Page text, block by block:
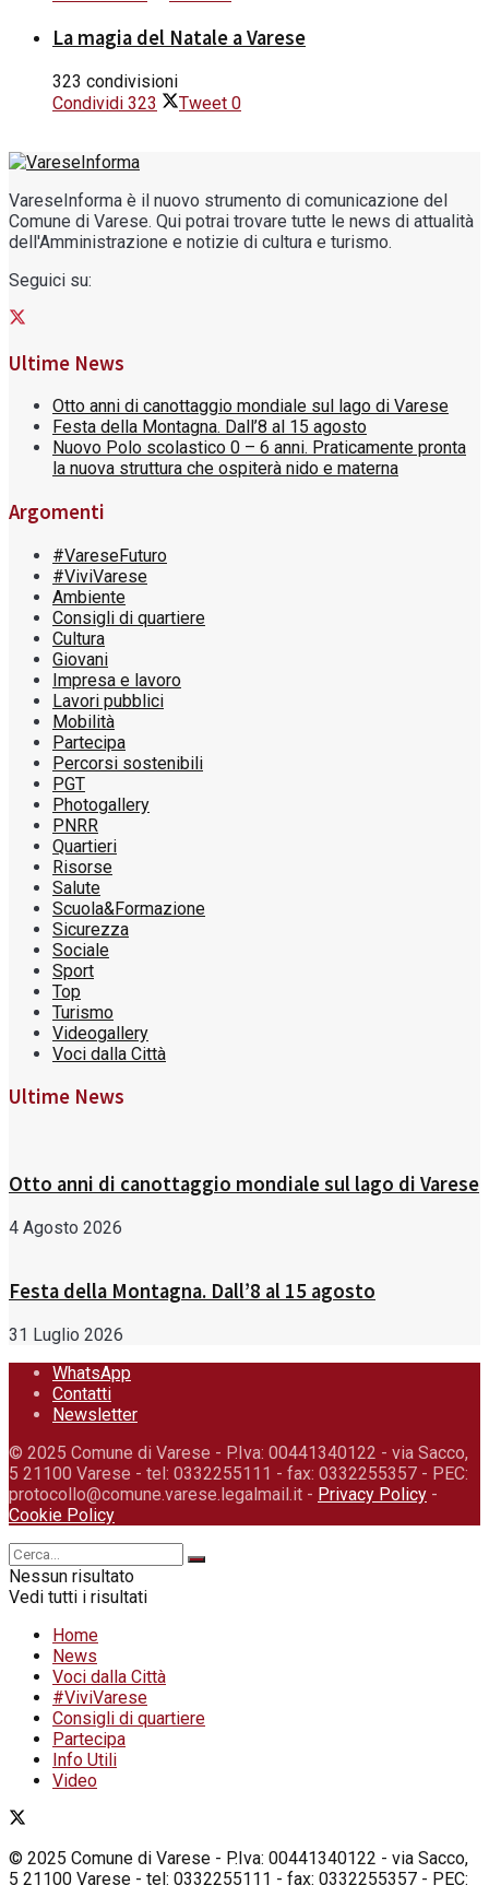
La magia del Natale a Varese
323 condivisioni
Condividi 323 Tweet 0
VareseInforma è il nuovo strumento di comunicazione del
Comune di Varese. Qui potrai trovare tutte le news di attualità
dell'Amministrazione e notizie di cultura e turismo.
Seguici su:
Ultime News
Otto anni di canottaggio mondiale sul lago di Varese
Festa della Montagna. Dall’8 al 15 agosto
Nuovo Polo scolastico 0 – 6 anni. Praticamente pronta
la nuova struttura che ospiterà nido e materna
Argomenti
#VareseFuturo
#ViviVarese
Ambiente
Consigli di quartiere
Cultura
Giovani
Impresa e lavoro
Lavori pubblici
Mobilità
Partecipa
Percorsi sostenibili
PGT
Photogallery
PNRR
Quartieri
Risorse
Salute
Scuola&Formazione
Sicurezza
Sociale
Sport
Top
Turismo
Videogallery
Voci dalla Città
Ultime News
Otto anni di canottaggio mondiale sul lago di Varese
4 Agosto 2026
Festa della Montagna. Dall’8 al 15 agosto
31 Luglio 2026
WhatsApp
Contatti
Newsletter
© 2025 Comune di Varese - P.Iva: 00441340122 - via Sacco,
5 21100 Varese - tel: 0332255111 - fax: 0332255357 - PEC:
protocollo@comune.varese.legalmail.it - Privacy Policy -
Cookie Policy
Nessun risultato
Vedi tutti i risultati
Home
News
Voci dalla Città
#ViviVarese
Consigli di quartiere
Partecipa
Info Utili
Video
© 2025 Comune di Varese - P.Iva: 00441340122 - via Sacco,
5 21100 Varese - tel: 0332255111 - fax: 0332255357 - PEC: